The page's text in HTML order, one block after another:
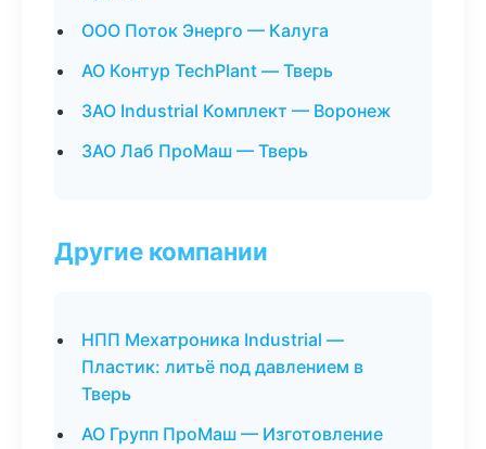
ООО Поток Энерго — Калуга
АО Контур TechPlant — Тверь
ЗАО Industrial Комплект — Воронеж
ЗАО Лаб ПроМаш — Тверь
Другие компании
НПП Мехатроника Industrial —
Пластик: литьё под давлением в
Тверь
АО Групп ПроМаш — Изготовление